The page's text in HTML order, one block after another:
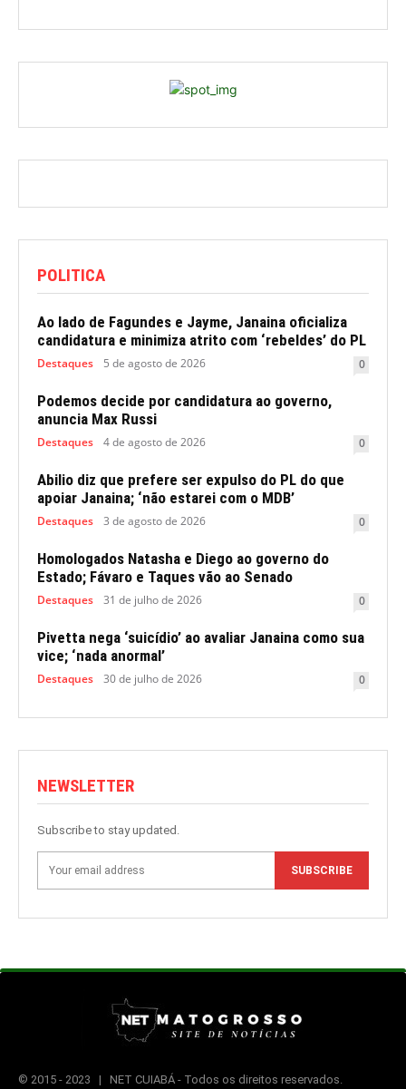
POLITICA
Ao lado de Fagundes e Jayme, Janaina oficializa
candidatura e minimiza atrito com ‘rebeldes’ do PL
Destaques 5 de agosto de 2026 0
Podemos decide por candidatura ao governo,
anuncia Max Russi
Destaques 4 de agosto de 2026 0
Abilio diz que prefere ser expulso do PL do que
apoiar Janaina; ‘não estarei com o MDB’
Destaques 3 de agosto de 2026 0
Homologados Natasha e Diego ao governo do
Estado; Fávaro e Taques vão ao Senado
Destaques 31 de julho de 2026 0
Pivetta nega ‘suicídio’ ao avaliar Janaina como sua
vice; ‘nada anormal’
Destaques 30 de julho de 2026 0
NEWSLETTER
Subscribe to stay updated.
SUBSCRIBE
© 2015 - 2023 | NET CUIABÁ - Todos os direitos reservados.